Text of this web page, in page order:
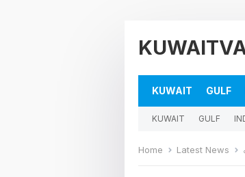
KUWAIT GULF
KUWAIT GULF
Home Latest News